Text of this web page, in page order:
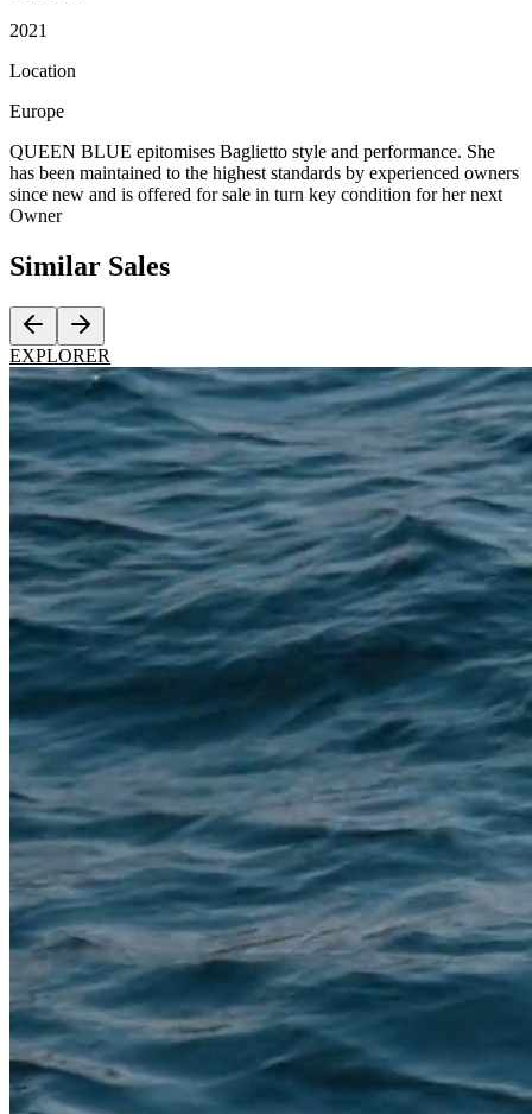
2021
Location
Europe
QUEEN BLUE epitomises Baglietto style and performance. She
has been maintained to the highest standards by experienced owners
since new and is offered for sale in turn key condition for her next
Owner
Similar Sales
EXPLORER